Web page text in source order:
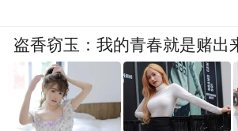
盗香窃玉：我的青春就是赌出